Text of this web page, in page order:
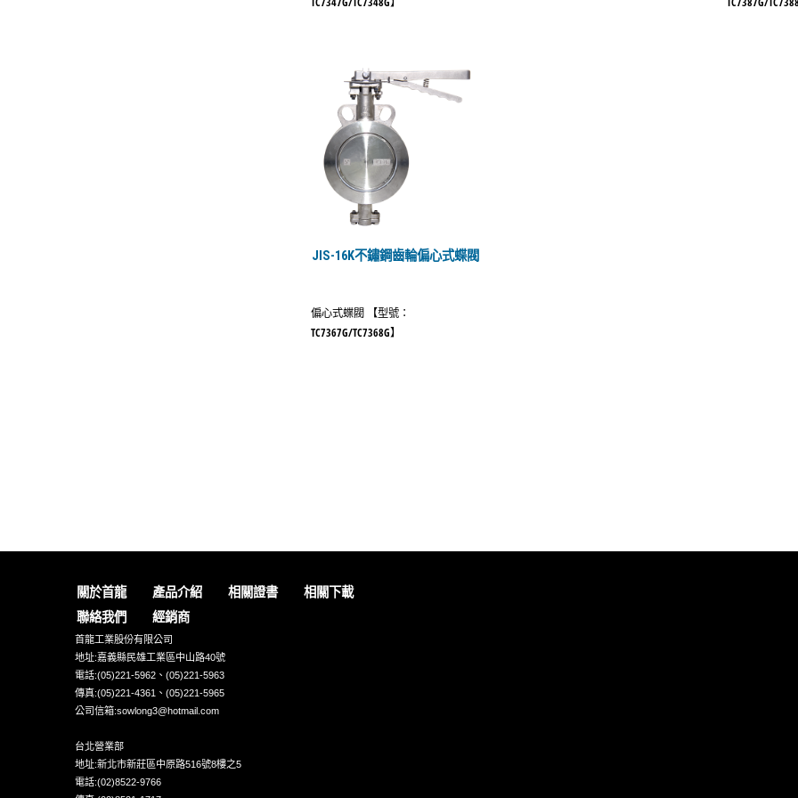
JIS-16K不鏽鋼齒輪偏心式蝶閥
偏心式蝶閥 【型號：
TC7367G/TC7368G】
關於首龍 產品介紹 相關證書
相關下載
聯絡我們
經銷商
首龍工業股份有限公司
地址:嘉義縣民雄工業區中山路40號
電話:(05)221-5962、(05)221-5963
傳真:(05)221-4361、(05)221-5965
公司信箱:sowlong3@hotmail.com
台北營業部
地址:新北市新莊區中原路516號8樓之5
電話:(02)8522-9766